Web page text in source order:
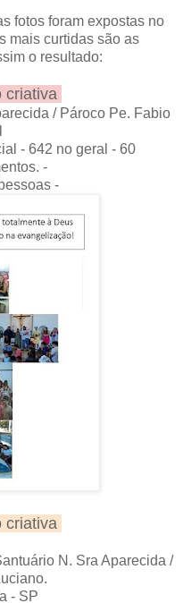
fotos foram expostas no
mais curtidas são as
o resultado:
criativa
/ Pároco Pe. Fabio
- 642 no geral - 60
-
-
criativa
N. Sra Aparecida /
- SP